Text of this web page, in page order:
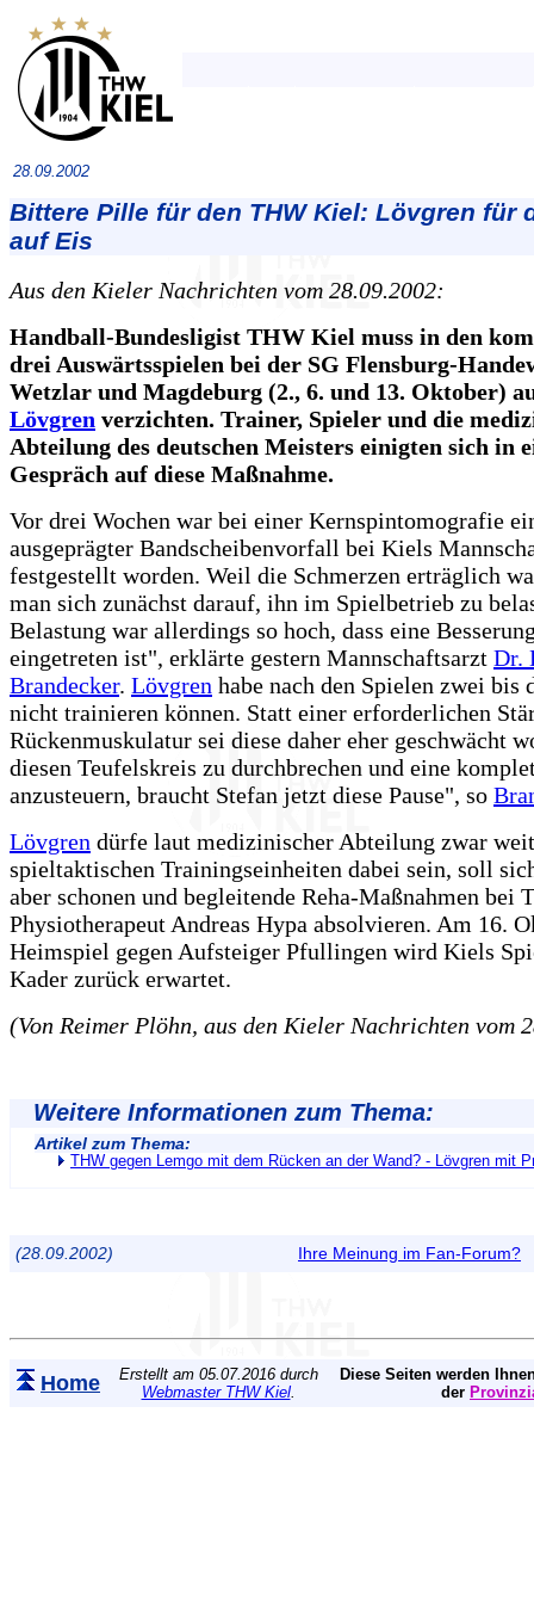
28.09.2002
Bittere Pille für den THW Kiel: Lövgren für
auf Eis
Aus den Kieler Nachrichten vom 28.09.2002:
Handball-Bundesligist THW Kiel muss in den
drei Auswärtsspielen bei der SG Flensburg-
Wetzlar und Magdeburg (2., 6. und 13. Oktober)
Lövgren verzichten. Trainer, Spieler und die
Abteilung des deutschen Meisters einigten sich in
Gespräch auf diese Maßnahme.
Vor drei Wochen war bei einer Kernspintomografie
ausgeprägter Bandscheibenvorfall bei Kiels
festgestellt worden. Weil die Schmerzen erträglich
man sich zunächst darauf, ihn im Spielbetrieb zu
Belastung war allerdings so hoch, dass eine
eingetreten ist", erklärte gestern Mannschaftsarzt Dr.
Brandecker. Lövgren habe nach den Spielen zwei bis
nicht trainieren können. Statt einer erforderlichen
Rückenmuskulatur sei diese daher eher geschwächt
diesen Teufelskreis zu durchbrechen und eine
anzusteuern, braucht Stefan jetzt diese Pause", so
Lövgren dürfe laut medizinischer Abteilung zwar
spieltaktischen Trainingseinheiten dabei sein, soll
aber schonen und begleitende Reha-Maßnahmen bei
Physiotherapeut Andreas Hypa absolvieren. Am 16.
Heimspiel gegen Aufsteiger Pfullingen wird Kiels
Kader zurück erwartet.
(Von Reimer Plöhn, aus den Kieler Nachrichten vom
Weitere Informationen zum Thema:
Artikel zum Thema:
THW gegen Lemgo mit dem Rücken an der Wand? - Lövgren mit
(28.09.2002) Ihre Meinung im Fan-Forum?
Home
Erstellt am 05.07.2016 durch
Webmaster THW Kiel.
Diese Seiten werden
der